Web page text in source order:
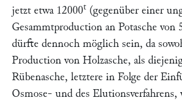
jetzt etwa 12000t (gegenüber einer
Gesammtproduction an Potasche von
dürfte dennoch möglich sein, da
Production von Holzasche, als
Rübenasche, letztere in Folge der
Osmose- und des Elutionsverfahrens,